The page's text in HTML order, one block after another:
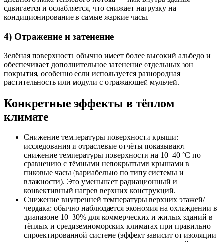
сдвигается и ослабляется, что снижает нагрузку на
кондиционирование в самые жаркие часы.
4) Отражение и затенение
Зелёная поверхность обычно имеет более высокий альбедо и
обеспечивает дополнительное затенение отдельных зон
покрытия, особенно если используется разнородная
растительность или модули с отражающей мульчей.
Конкретные эффекты в тёплом
климате
Снижение температуры поверхности крыши:
исследования и отраслевые отчёты показывают
снижение температуры поверхности на 10–40 °C по
сравнению с тёмными непокрытыми крышами в
пиковые часы (вариабельно по типу системы и
влажности). Это уменьшает радиационный и
конвективный нагрев верхних конструкций.
Снижение внутренней температуры верхних этажей/
чердака: обычно наблюдается экономия на охлаждении в
диапазоне 10–30% для коммерческих и жилых зданий в
тёплых и средиземноморских климатах при правильно
спроектированной системе (эффект зависит от изоляции